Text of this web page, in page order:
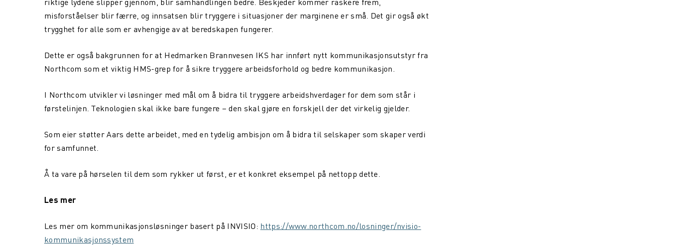
riktige lydene slipper gjennom, blir samhandlingen bedre. Beskjeder kommer raskere frem,
misforståelser blir færre, og innsatsen blir tryggere i situasjoner der marginene er små. Det gir også økt
trygghet for alle som er avhengige av at beredskapen fungerer.
Dette er også bakgrunnen for at Hedmarken Brannvesen IKS har innført nytt kommunikasjonsutstyr fra
Northcom som et viktig HMS-grep for å sikre tryggere arbeidsforhold og bedre kommunikasjon.
I Northcom utvikler vi løsninger med mål om å bidra til tryggere arbeidshverdager for dem som står i
førstelinjen. Teknologien skal ikke bare fungere – den skal gjøre en forskjell der det virkelig gjelder.
Som eier støtter Aars dette arbeidet, med en tydelig ambisjon om å bidra til selskaper som skaper verdi
for samfunnet.
Å ta vare på hørselen til dem som rykker ut først, er et konkret eksempel på nettopp dette.
Les mer
Les mer om kommunikasjonsløsninger basert på INVISIO: https://www.northcom.no/losninger/nvisio-
kommunikasjonssystem